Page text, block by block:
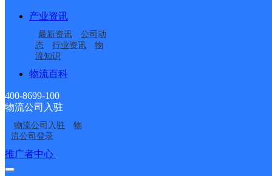
产业资讯
最新资讯
公司动
态
行业资讯
物
流知识
物流百科
400-8699-100
物流公司入驻
物流公司入驻
物
流公司登录
推广者中心
营业部
朔西邮政所
石台邮政所
淮北市相山区兰美校园
快印服务部
决方案
接口API